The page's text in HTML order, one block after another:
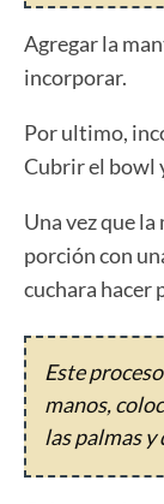
Agregar la
incorporar.
Por ultimo,
Cubrir el bowl
Una vez que
porción con
cuchara hacer
Este
manos,
las palmas